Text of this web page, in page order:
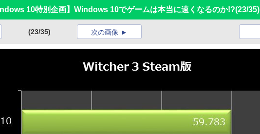
10特別企画】Windows 10でゲームは本当に速くなるのか!?(23/35)
(23/35) 次の画像